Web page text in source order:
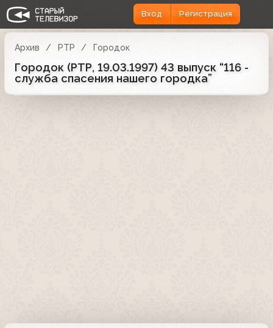
Вход Регистрация
Архив РТР Городок
Городок (РТР, 19.03.1997) 43 выпуск “116 -
служба спасения нашего городка”